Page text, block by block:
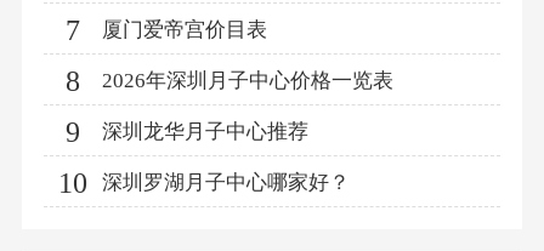
7 厦门爱帝宫价目表
8 2026年深圳月子中心价格一览表
9 深圳龙华月子中心推荐
10 深圳罗湖月子中心哪家好？